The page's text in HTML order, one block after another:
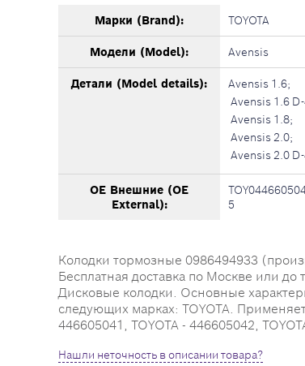
Марки (Brand): TOYOTA
Модели (Model): Avensis
Детали (Model details): Avensis 1.6;
Avensis 1.6
Avensis 1.8;
Avensis 2.0;
Avensis 2.0
OE Внешние (OE
External):
5
Колодки тормозные 0986494933
Бесплатная доставка по Москве или
Дисковые колодки. Основные
следующих марках: TOYOTA.
446605041, TOYOTA - 446605042,
Нашли неточность в описании товара?